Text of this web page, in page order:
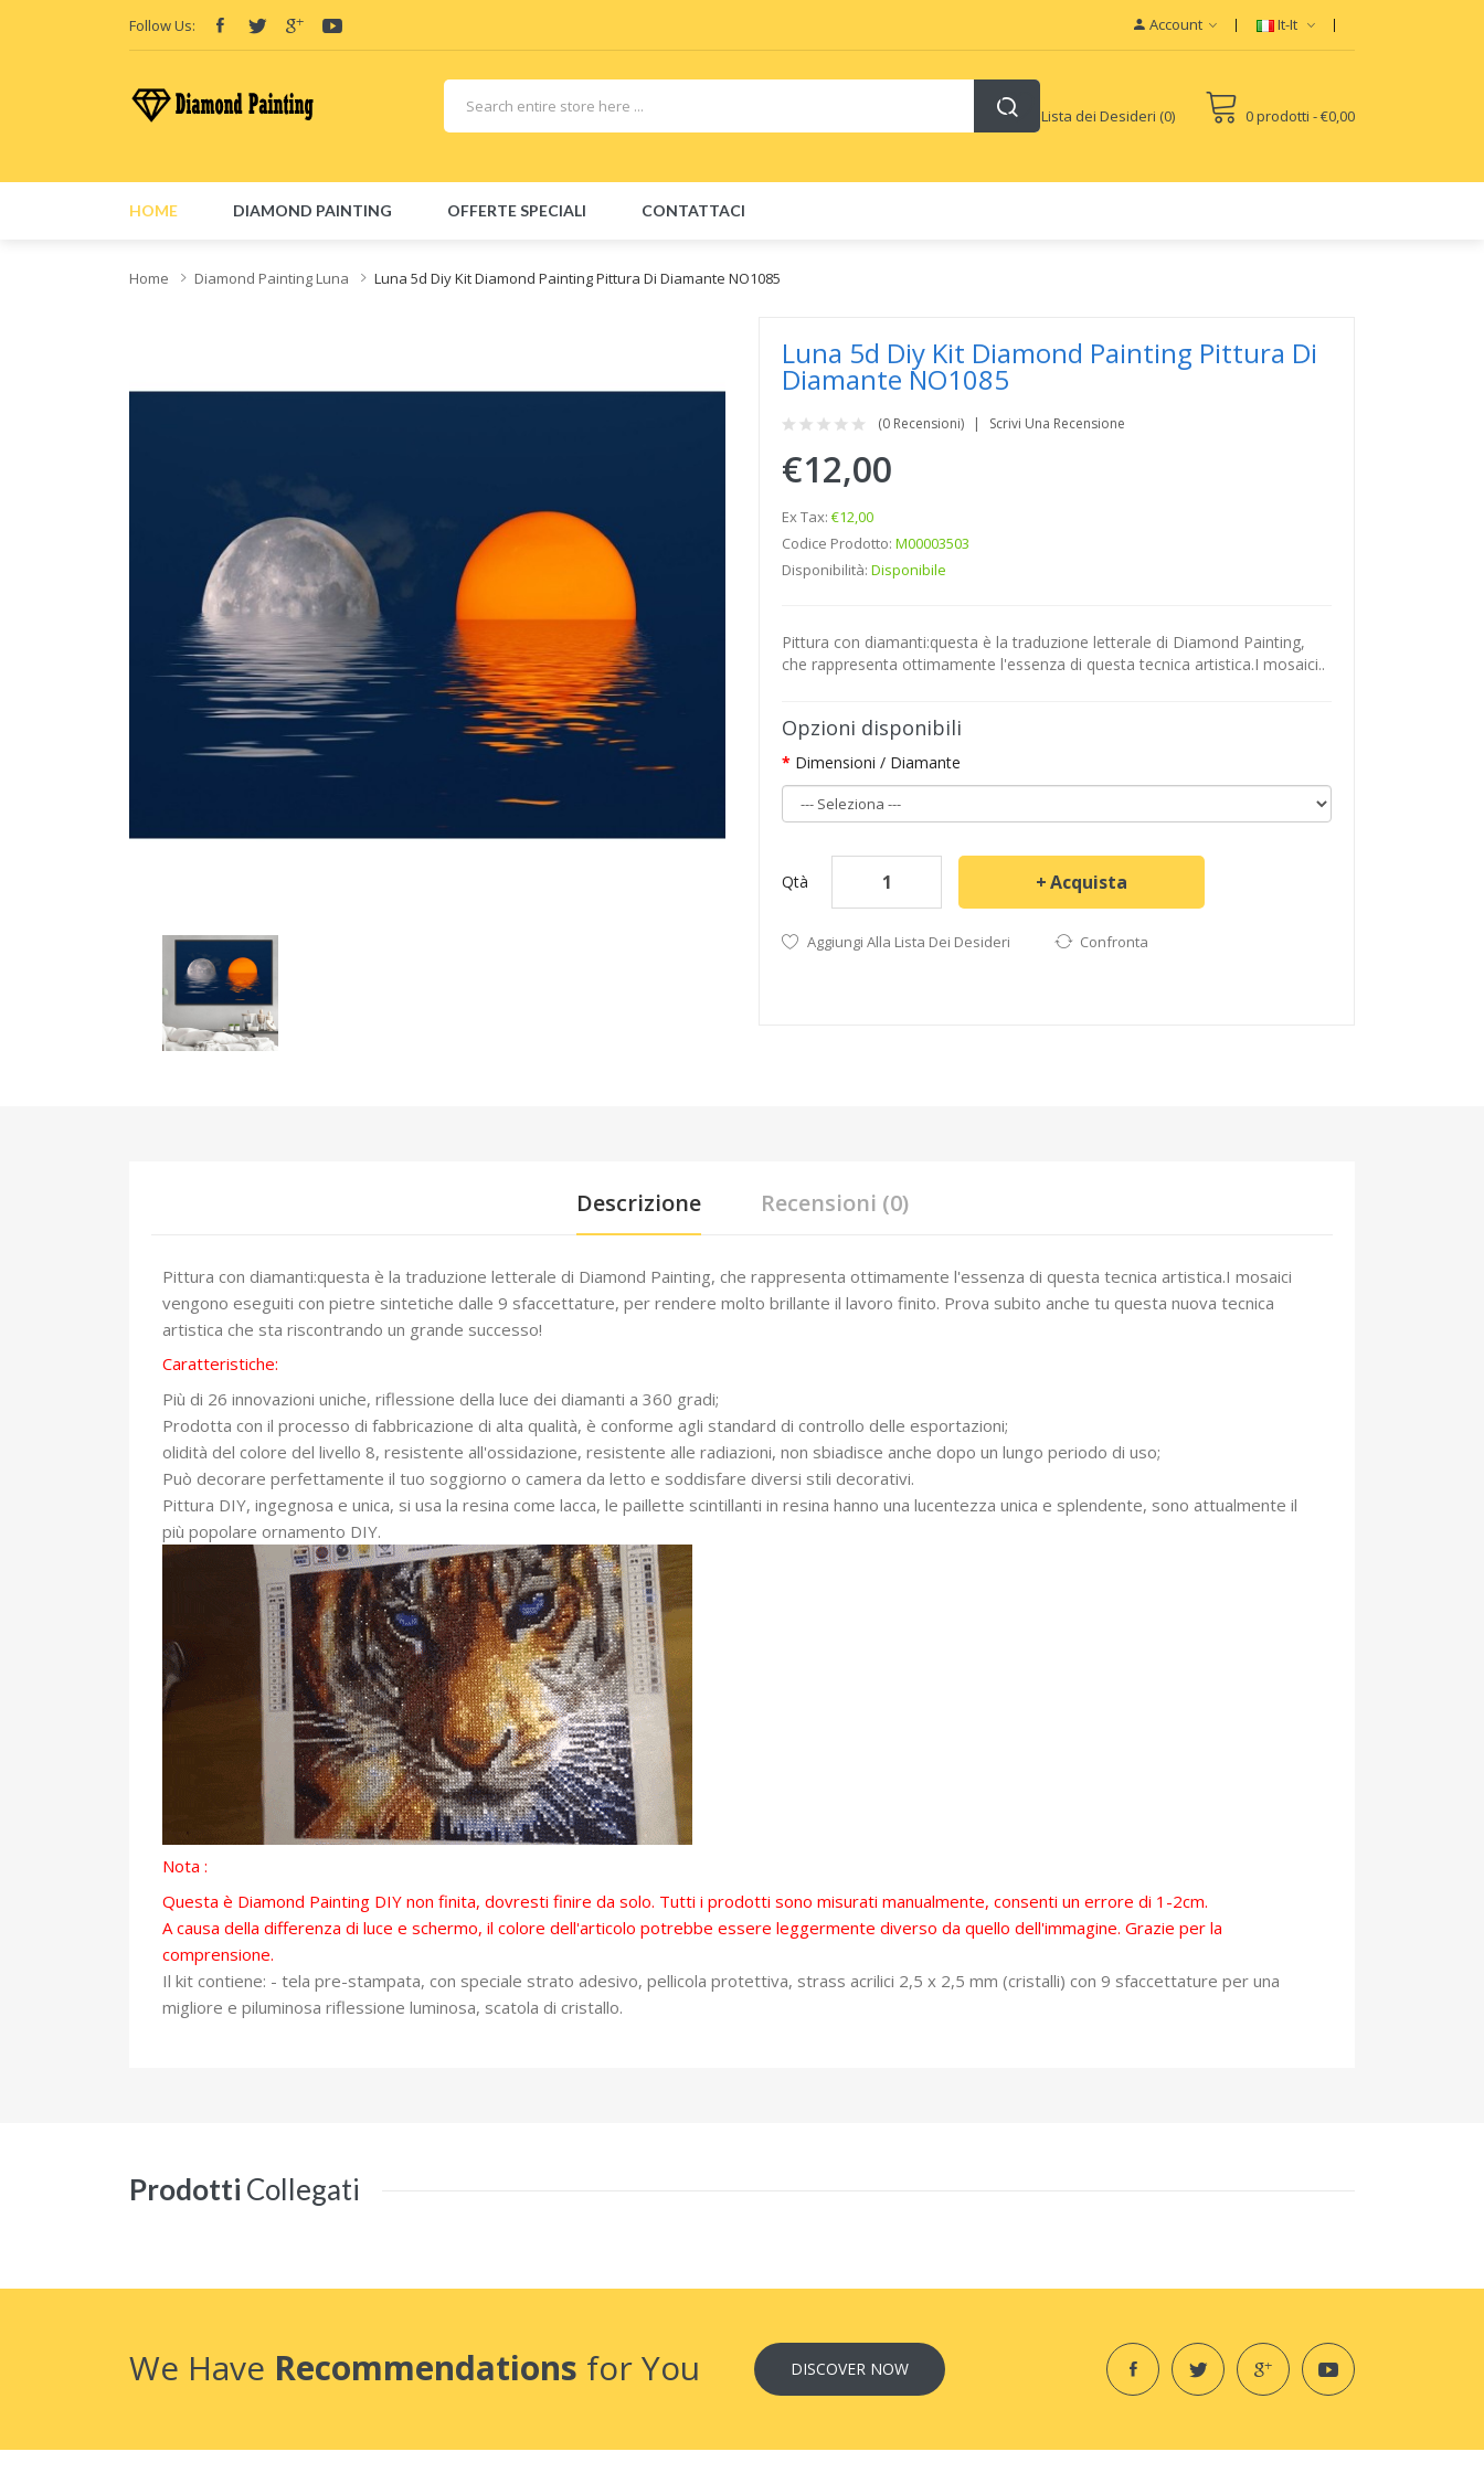
Follow Us: Account It-It
Lista dei Desideri (0) 0 prodotti - €0,00
Vape dealse-LiquidVape hardwareE-Liquidsvapor clearanceE-Liquide-Liquidse-JuiceDisposable E-Cigs
HOME DIAMOND PAINTING OFFERTE SPECIALI CONTATTACI
Home Diamond Painting Luna Luna 5d Diy Kit Diamond Painting Pittura Di Diamante NO1085
Luna 5d Diy Kit Diamond Painting Pittura Di
Diamante NO1085
(0 Recensioni) Scrivi Una Recensione
€12,00
Ex Tax: €12,00
Codice Prodotto: M00003503
Disponibilità: Disponibile
Pittura con diamanti:questa è la traduzione letterale di Diamond Painting,
che rappresenta ottimamente l'essenza di questa tecnica artistica.I mosaici..
Opzioni disponibili
Dimensioni / Diamante
Qtà Acquista
Aggiungi Alla Lista Dei Desideri Confronta
Descrizione Recensioni (0)
Pittura con diamanti:questa è la traduzione letterale di Diamond Painting, che rappresenta ottimamente l'essenza di questa tecnica artistica.I mosaici
vengono eseguiti con pietre sintetiche dalle 9 sfaccettature, per rendere molto brillante il lavoro finito. Prova subito anche tu questa nuova tecnica
artistica che sta riscontrando un grande successo!
Caratteristiche:
Più di 26 innovazioni uniche, riflessione della luce dei diamanti a 360 gradi;
Prodotta con il processo di fabbricazione di alta qualità, è conforme agli standard di controllo delle esportazioni;
olidità del colore del livello 8, resistente all'ossidazione, resistente alle radiazioni, non sbiadisce anche dopo un lungo periodo di uso;
Può decorare perfettamente il tuo soggiorno o camera da letto e soddisfare diversi stili decorativi.
Pittura DIY, ingegnosa e unica, si usa la resina come lacca, le paillette scintillanti in resina hanno una lucentezza unica e splendente, sono attualmente il
più popolare ornamento DIY.
Nota :
Questa è Diamond Painting DIY non finita, dovresti finire da solo. Tutti i prodotti sono misurati manualmente, consenti un errore di 1-2cm.
A causa della differenza di luce e schermo, il colore dell'articolo potrebbe essere leggermente diverso da quello dell'immagine. Grazie per la
comprensione.
Il kit contiene: - tela pre-stampata, con speciale strato adesivo, pellicola protettiva, strass acrilici 2,5 x 2,5 mm (cristalli) con 9 sfaccettature per una
migliore e piluminosa riflessione luminosa, scatola di cristallo.
Prodotti Collegati
We Have Recommendations for You DISCOVER NOW